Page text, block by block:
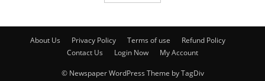
About Us Privacy Policy Terms of use
Refund Policy
Contact Us
Login Now My Account
© Newspaper WordPress Theme by TagDiv